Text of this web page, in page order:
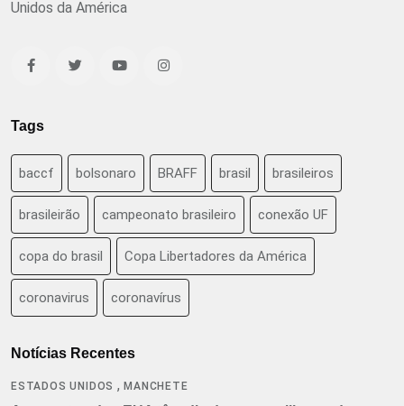
Unidos da América
Tags
baccf bolsonaro BRAFF brasil brasileiros
brasileirão campeonato brasileiro conexão UF
copa do brasil Copa Libertadores da América
coronavirus coronavírus
Notícias Recentes
ESTADOS UNIDOS ,MANCHETE